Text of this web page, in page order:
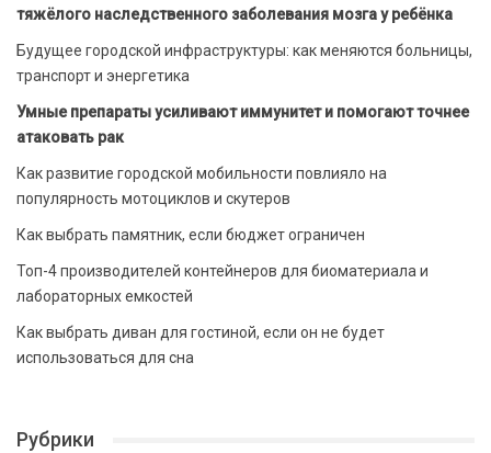
тяжёлого наследственного заболевания мозга у ребёнка
Будущее городской инфраструктуры: как меняются больницы,
транспорт и энергетика
Умные препараты усиливают иммунитет и помогают точнее
атаковать рак
Как развитие городской мобильности повлияло на
популярность мотоциклов и скутеров
Как выбрать памятник, если бюджет ограничен
Топ-4 производителей контейнеров для биоматериала и
лабораторных емкостей
Как выбрать диван для гостиной, если он не будет
использоваться для сна
Рубрики